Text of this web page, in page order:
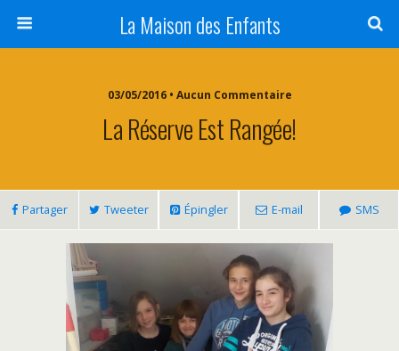
La Maison des Enfants
03/05/2016 • Aucun Commentaire
La Réserve Est Rangée!
Partager Tweeter Épingler E-mail SMS